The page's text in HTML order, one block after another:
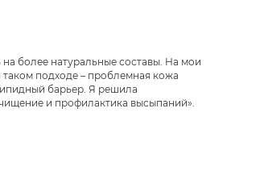
более натуральные составы. На мои
таком подходе – проблемная кожа
барьер. Я решила
и профилактика высыпаний».